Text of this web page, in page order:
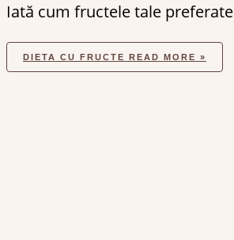
Iată cum fructele tale preferate
DIETA CU FRUCTE READ MORE »